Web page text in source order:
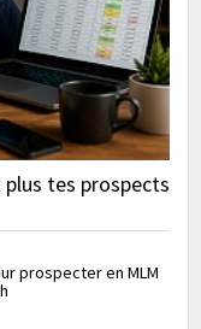
tes prospects
prospecter en MLM